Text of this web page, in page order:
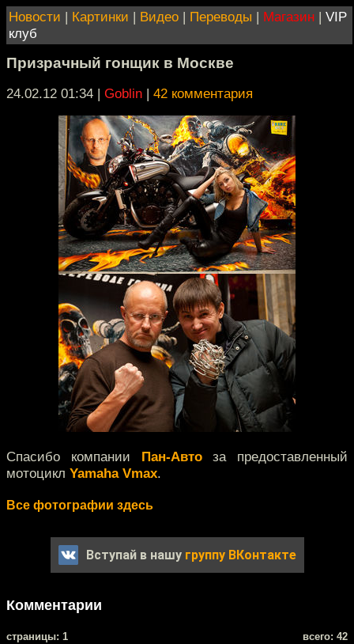
Новости | Картинки | Видео | Переводы | Магазин | VIP
клуб
Призрачный гонщик в Москве
24.02.12 01:34 | Goblin | 42 комментария
Спасибо компании Пан-Автоза предоставленный
мотоцикл Yamaha Vmax.
Все фотографии здесь
Вступай в нашу группу ВКонтакте
Комментарии
cтраницы: 1 всего: 42